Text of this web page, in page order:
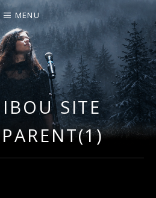
AUVERGNATES !
MENU
SITE